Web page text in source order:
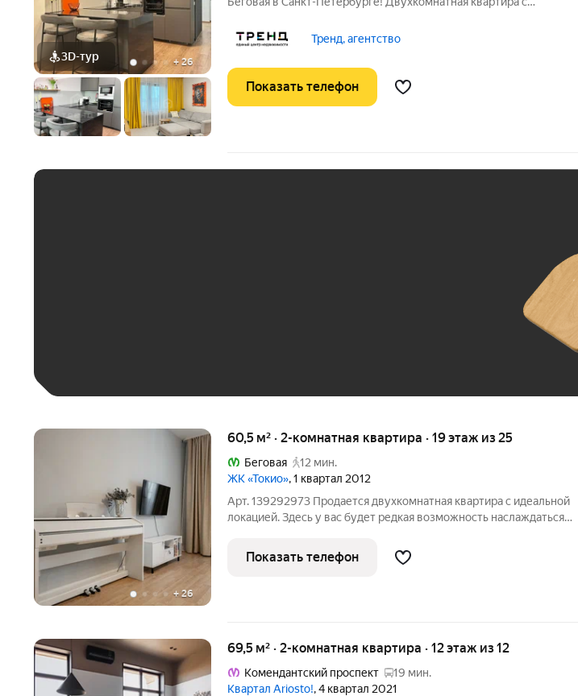
3D-тур + 26
Общая площадь квартиры составляет 64,6 кв. м без учета лоджии.
Две
Тренд, агентство
Показать телефон
+26
60,5 м² · 2-комнатная квартира · 19 этаж из 25
Беговая
12 мин.
ЖК «Токио», 1 квартал 2012
Арт. 139292973 Продается двухкомнатная квартира с идеальной
локацией. Здесь у вас будет редкая возможность наслаждаться
квартире:Светлая ухоженная двушка: 2 изолированные спальни,
просторная кухня,
Показать телефон
69,5 м² · 2-комнатная квартира · 12 этаж из 12
Комендантский проспект
19 мин.
Квартал Ariosto!, 4 квартал 2021